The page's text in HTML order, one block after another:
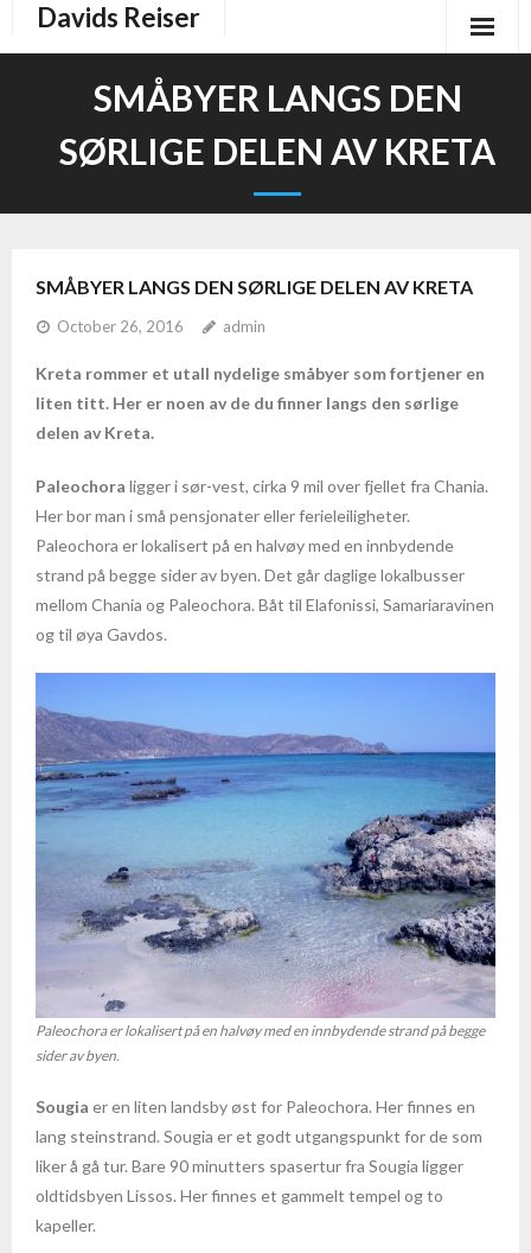
Davids Reiser
Aruba
- Indonesia – øylandet i Sør-Øst
- Fakta og informasjon om Indonesia
- La Romana-Bayahibe
- Puerto Plata
- Fakta om den Dominikanske Republikk
- Fakta om Filippinene
India
- Gyldne triangel med badeferie i Goa
- Gyldne triangel med badeferie i Kerala
- Gyldne triangel med tigersafari i Ranthambore
Kambodsja
- Fakta om Kambodsja
Kapp Verde
- Sal
SMÅBYER LANGS DEN
SØRLIGE DELEN AV KRETA
SMÅBYER LANGS DEN SØRLIGE DELEN AV KRETA
October 26, 2016 admin
Kreta rommer et utall nydelige småbyer som fortjener en
liten titt. Her er noen av de du finner langs den sørlige
delen av Kreta.
Paleochora ligger i sør-vest, cirka 9 mil over fjellet fra Chania.
Her bor man i små pensjonater eller ferieleiligheter.
Paleochora er lokalisert på en halvøy med en innbydende
strand på begge sider av byen. Det går daglige lokalbusser
mellom Chania og Paleochora. Båt til Elafonissi, Samariaravinen
og til øya Gavdos.
Paleochora er lokalisert på en halvøy med en innbydende strand på begge
sider av byen.
Sougia er en liten landsby øst for Paleochora. Her finnes en
lang steinstrand. Sougia er et godt utgangspunkt for de som
liker å gå tur. Bare 90 minutters spasertur fra Sougia ligger
oldtidsbyen Lissos. Her finnes et gammelt tempel og to
kapeller.